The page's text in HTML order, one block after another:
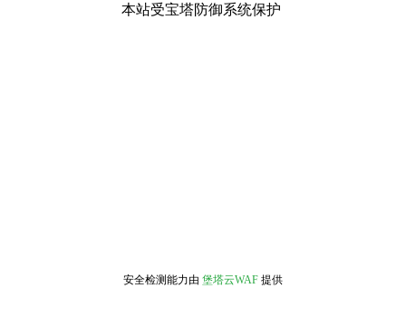
本站受宝塔防御系统保护
安全检测能力由 堡塔云WAF 提供